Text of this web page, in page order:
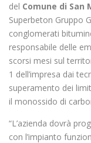
del Comune di San
Superbeton Gruppo
conglomerati
responsabile delle
scorsi mesi sul
1 dell’impresa dai
superamento dei
il monossido di
“L’azienda dovrà
con l’impianto